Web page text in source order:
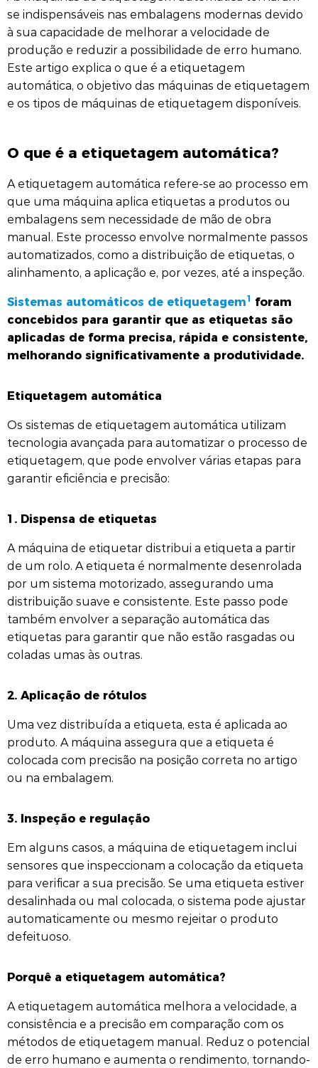
se indispensáveis nas embalagens modernas devido
à sua capacidade de melhorar a velocidade de
produção e reduzir a possibilidade de erro humano.
Este artigo explica o que é a etiquetagem
automática, o objetivo das máquinas de etiquetagem
e os tipos de máquinas de etiquetagem disponíveis.
O que é a etiquetagem automática?
A etiquetagem automática refere-se ao processo em
que uma máquina aplica etiquetas a produtos ou
embalagens sem necessidade de mão de obra
manual. Este processo envolve normalmente passos
automatizados, como a distribuição de etiquetas, o
alinhamento, a aplicação e, por vezes, até a inspeção.
Sistemas automáticos de etiquetagem1 foram
concebidos para garantir que as etiquetas são
aplicadas de forma precisa, rápida e consistente,
melhorando significativamente a produtividade.
Etiquetagem automática
Os sistemas de etiquetagem automática utilizam
tecnologia avançada para automatizar o processo de
etiquetagem, que pode envolver várias etapas para
garantir eficiência e precisão:
1. Dispensa de etiquetas
A máquina de etiquetar distribui a etiqueta a partir
de um rolo. A etiqueta é normalmente desenrolada
por um sistema motorizado, assegurando uma
distribuição suave e consistente. Este passo pode
também envolver a separação automática das
etiquetas para garantir que não estão rasgadas ou
coladas umas às outras.
2. Aplicação de rótulos
Uma vez distribuída a etiqueta, esta é aplicada ao
produto. A máquina assegura que a etiqueta é
colocada com precisão na posição correta no artigo
ou na embalagem.
3. Inspeção e regulação
Em alguns casos, a máquina de etiquetagem inclui
sensores que inspeccionam a colocação da etiqueta
para verificar a sua precisão. Se uma etiqueta estiver
desalinhada ou mal colocada, o sistema pode ajustar
automaticamente ou mesmo rejeitar o produto
defeituoso.
Porquê a etiquetagem automática?
A etiquetagem automática melhora a velocidade, a
consistência e a precisão em comparação com os
métodos de etiquetagem manual. Reduz o potencial
de erro humano e aumenta o rendimento, tornando-